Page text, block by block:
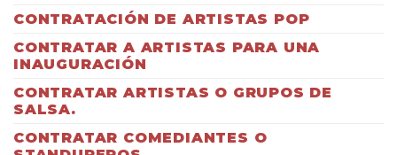
CONTRATACIÓN DE ARTISTAS POP
CONTRATAR A ARTISTAS PARA UNA
INAUGURACIÓN
CONTRATAR ARTISTAS O GRUPOS DE
SALSA.
CONTRATAR COMEDIANTES O